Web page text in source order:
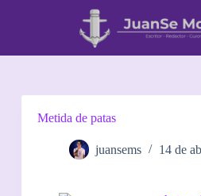
t
Metida de patas
juansems 14 de